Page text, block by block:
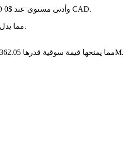
في آخر 24 ساعة، تقلب السعر بنسبة 0.37%، حيث وصل إلى أعلى مستوى عند $0 CAD وأدنى مستوى عند $0 CAD.
سنة بعد سنة، BitTorrent قد تراجع بمقدار $-- CAD، مما يدل على 59.48% متناقص في القيمة.